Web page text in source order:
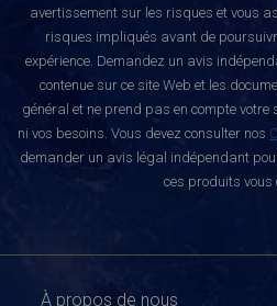
avertissement sur les risques et vous
risques impliqués avant de
expérience. Demandez un avis
contenue sur ce site Web et les
général et ne prend pas en compte votre
ni vos besoins. Vous devez consulter nos
demander un avis légal indépendant
ces produits vous
À propos de nous